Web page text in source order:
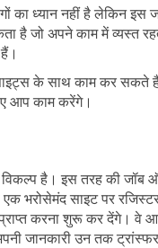
का ध्यान नहीं है
है जो अपने काम में व्यस्त
के साथ काम कर सकते हैं
आप काम करेंगे।
है। इस तरह की
भरोसेमंद साइट पर
करना शुरू कर देंगे।
जानकारी उन तक